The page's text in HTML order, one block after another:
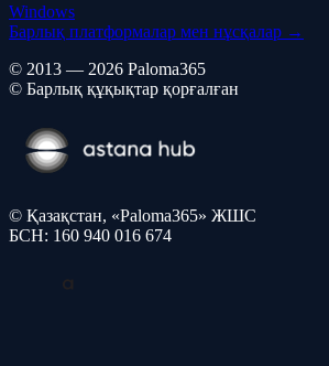
Windows
Барлық платформалар мен нұсқалар →
© 2013 — 2026 Paloma365
© Барлық құқықтар қорғалған
© Қазақстан, «Paloma365» ЖШС
БСН: 160 940 016 674